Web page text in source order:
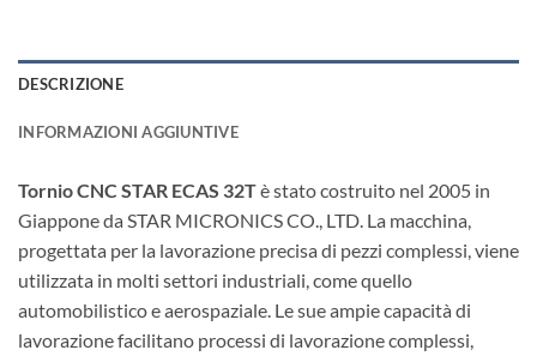
DESCRIZIONE
INFORMAZIONI AGGIUNTIVE
Tornio CNC STAR ECAS 32Tè stato costruito nel 2005 in
Giappone da STAR MICRONICS CO., LTD. La macchina,
progettata per la lavorazione precisa di pezzi complessi, viene
utilizzata in molti settori industriali, come quello
automobilistico e aerospaziale. Le sue ampie capacità di
lavorazione facilitano processi di lavorazione complessi,